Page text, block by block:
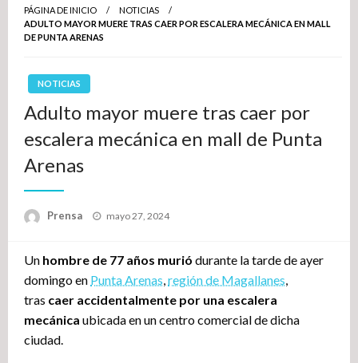
PÁGINA DE INICIO
NOTICIAS
ADULTO MAYOR MUERE TRAS CAER POR ESCALERA MECÁNICA EN MALL
DE PUNTA ARENAS
NOTICIAS
Adulto mayor muere tras caer por
escalera mecánica en mall de Punta
Arenas
Prensa
Publicado
mayo 27, 2024
Un hombre de 77 años murió durante la tarde de ayer
domingo en Punta Arenas región de Magallanes
tras caer accidentalmente por una escalera
mecánica ubicada en un centro comercial de dicha
ciudad.